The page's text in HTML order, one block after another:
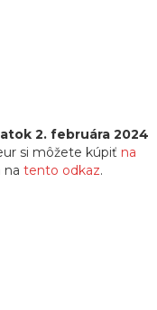
2. februára 2024
si môžete kúpiť na
na tento odkaz.